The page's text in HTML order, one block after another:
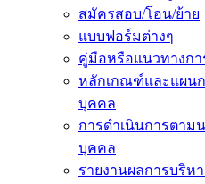
สมัครสอบ/โอน/ย้าย
แบบฟอร์มต่างๆ
คู่มือหรือแนวทางกา
หลักเกณฑ์และแผน
บุคคล
การดำเนินการตาม
บุคคล
รายงานผลการบริ